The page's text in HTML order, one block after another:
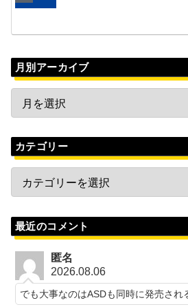
月別アーカイブ
カテゴリー
最近のコメント
匿名
2026.08.06
でも大事なのはASDも同時に発売さ